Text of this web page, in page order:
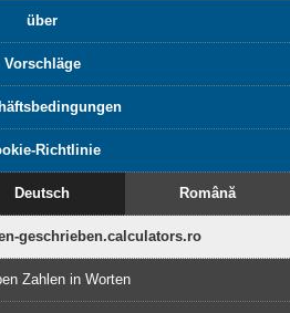
über
Vorschläge
Richtlinie
Deutsch Română
geschrieben.calculators.ro
Zahlen in Worten